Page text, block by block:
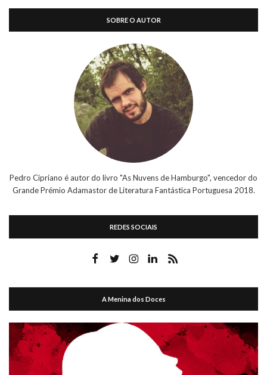
SOBRE O AUTOR
Pedro Cipriano é autor do livro "As Nuvens de Hamburgo", vencedor do
Grande Prémio Adamastor de Literatura Fantástica Portuguesa 2018.
REDES SOCIAIS
A Menina dos Doces